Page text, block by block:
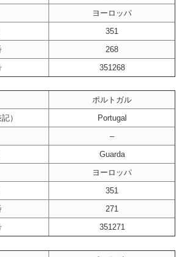
ヨーロッパ
351
268
351268
ポルトガル
）
Portugal
–
Guarda
ヨーロッパ
351
271
351271